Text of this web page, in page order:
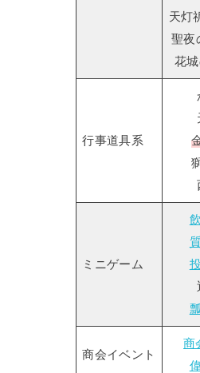
天灯
聖夜
花
行事道具系
ミニゲーム
商会イベント
商